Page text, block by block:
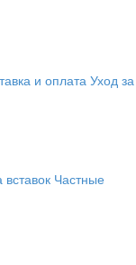
и оплата Уход за
вставок Частные